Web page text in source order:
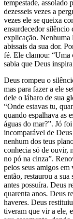
tempestade, assolado
dezesseis vezes a
vezes ele se queixa
ensurdecedor silêncio
explicação. Nenhuma
abissais da sua dor.
fé. Ele clamou: “Uma
sabia que Deus
Deus rompeu o
mas para fazer a ele
dele o lábaro de sua
“Onde estavas tu,
quando espalhava as
águas do mar?”. Jó
incomparável de
nenhum dos teus
conhecia só de ouvir,
no pó na cinza”.
pelos seus amigos em
então, restaurou a
antes possuíra. Deus
quarenta anos. Deus
haveres. Deus
tiveram que vir a ele,